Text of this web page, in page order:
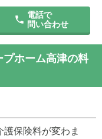
電話で
問い合わせ
プホーム高津の料
保険料が変わま